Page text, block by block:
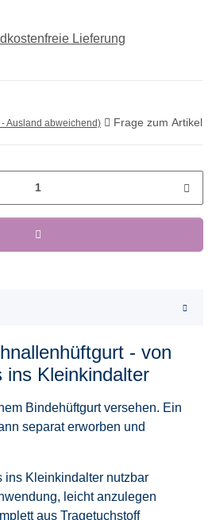
Lieferung
- Ausland abweichend) Frage zum Artikel
- von
ins Kleinkindalter
Bindehüftgurt versehen. Ein
separat erworben und
ins Kleinkindalter nutzbar
leicht anzulegen
aus Tragetuchstoff